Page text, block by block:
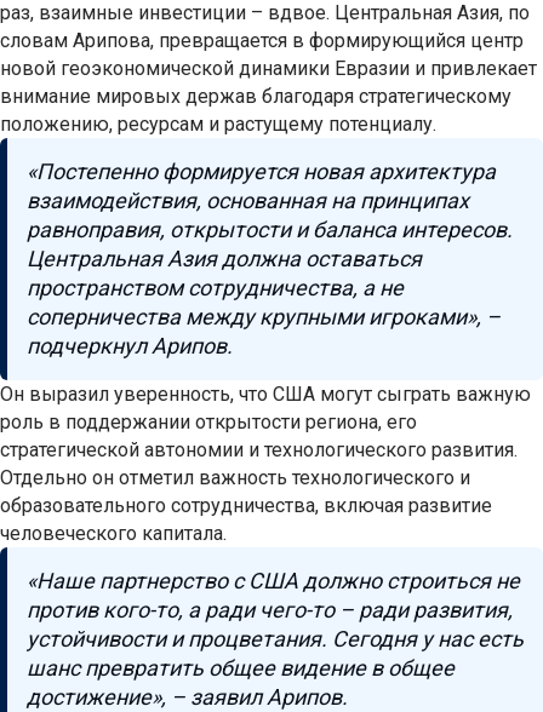
раз, взаимные инвестиции – вдвое. Центральная Азия, по
словам Арипова, превращается в формирующийся центр
новой геоэкономической динамики Евразии и привлекает
внимание мировых держав благодаря стратегическому
положению, ресурсам и растущему потенциалу.
«Постепенно формируется новая архитектура
взаимодействия, основанная на принципах
равноправия, открытости и баланса интересов.
Центральная Азия должна оставаться
пространством сотрудничества, а не
соперничества между крупными игроками», –
подчеркнул Арипов.
Он выразил уверенность, что США могут сыграть важную
роль в поддержании открытости региона, его
стратегической автономии и технологического развития.
Отдельно он отметил важность технологического и
образовательного сотрудничества, включая развитие
человеческого капитала.
«Наше партнерство с США должно строиться не
против кого-то, а ради чего-то – ради развития,
устойчивости и процветания. Сегодня у нас есть
шанс превратить общее видение в общее
достижение», – заявил Арипов.